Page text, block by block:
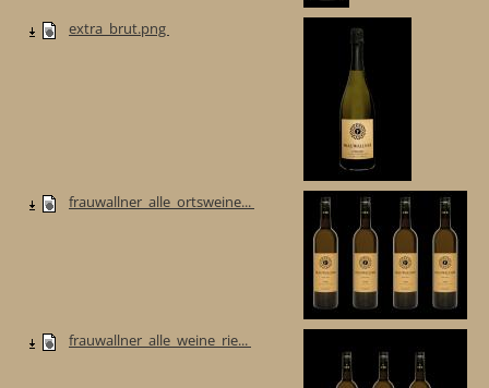
extra_brut.png
frauwallner_alle_ortsweine...
frauwallner_alle_weine_rie...